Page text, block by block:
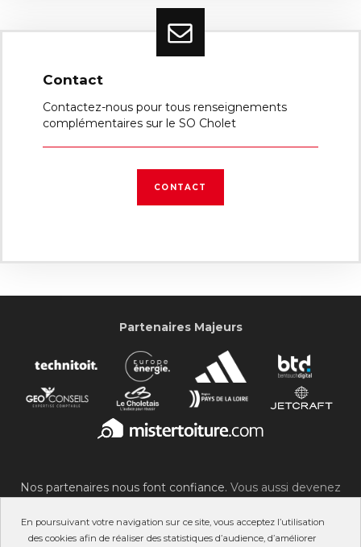
En poursuivant votre navigation sur ce site, vous acceptez l’utilisation
des cookies afin de réaliser des statistiques d’audience, d’améliorer
Contact
Contactez-nous pour tous renseignements
complémentaires sur le SO Cholet
CONTACT
Partenaires Majeurs
Nos partenaires nous font confiance. Vous aussi devenez